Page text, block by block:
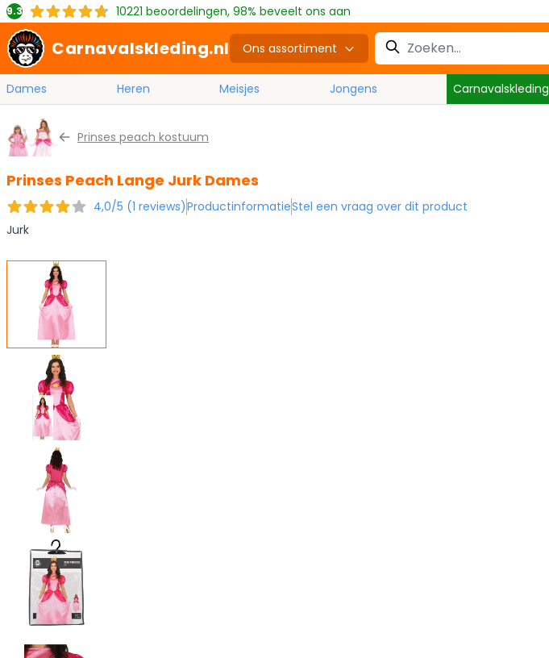
9.3 10221 beoordelingen, 98% beveelt ons aan
Carnavalskleding.nl Ons assortiment
Dames Heren Meisjes Jongens Carnavalskleding
Prinses peach kostuum
Prinses Peach Lange Jurk Dames
4,0/5 (1 reviews)ProductinformatieStel een vraag over dit product
Jurk